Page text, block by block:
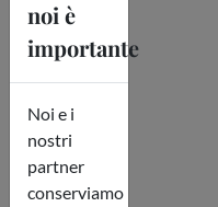
orari di
apertura.
Gli
spettacoli
possono
essere
soggetti a
noi è
importante
Noi e i
nostri
partner
conserviamo